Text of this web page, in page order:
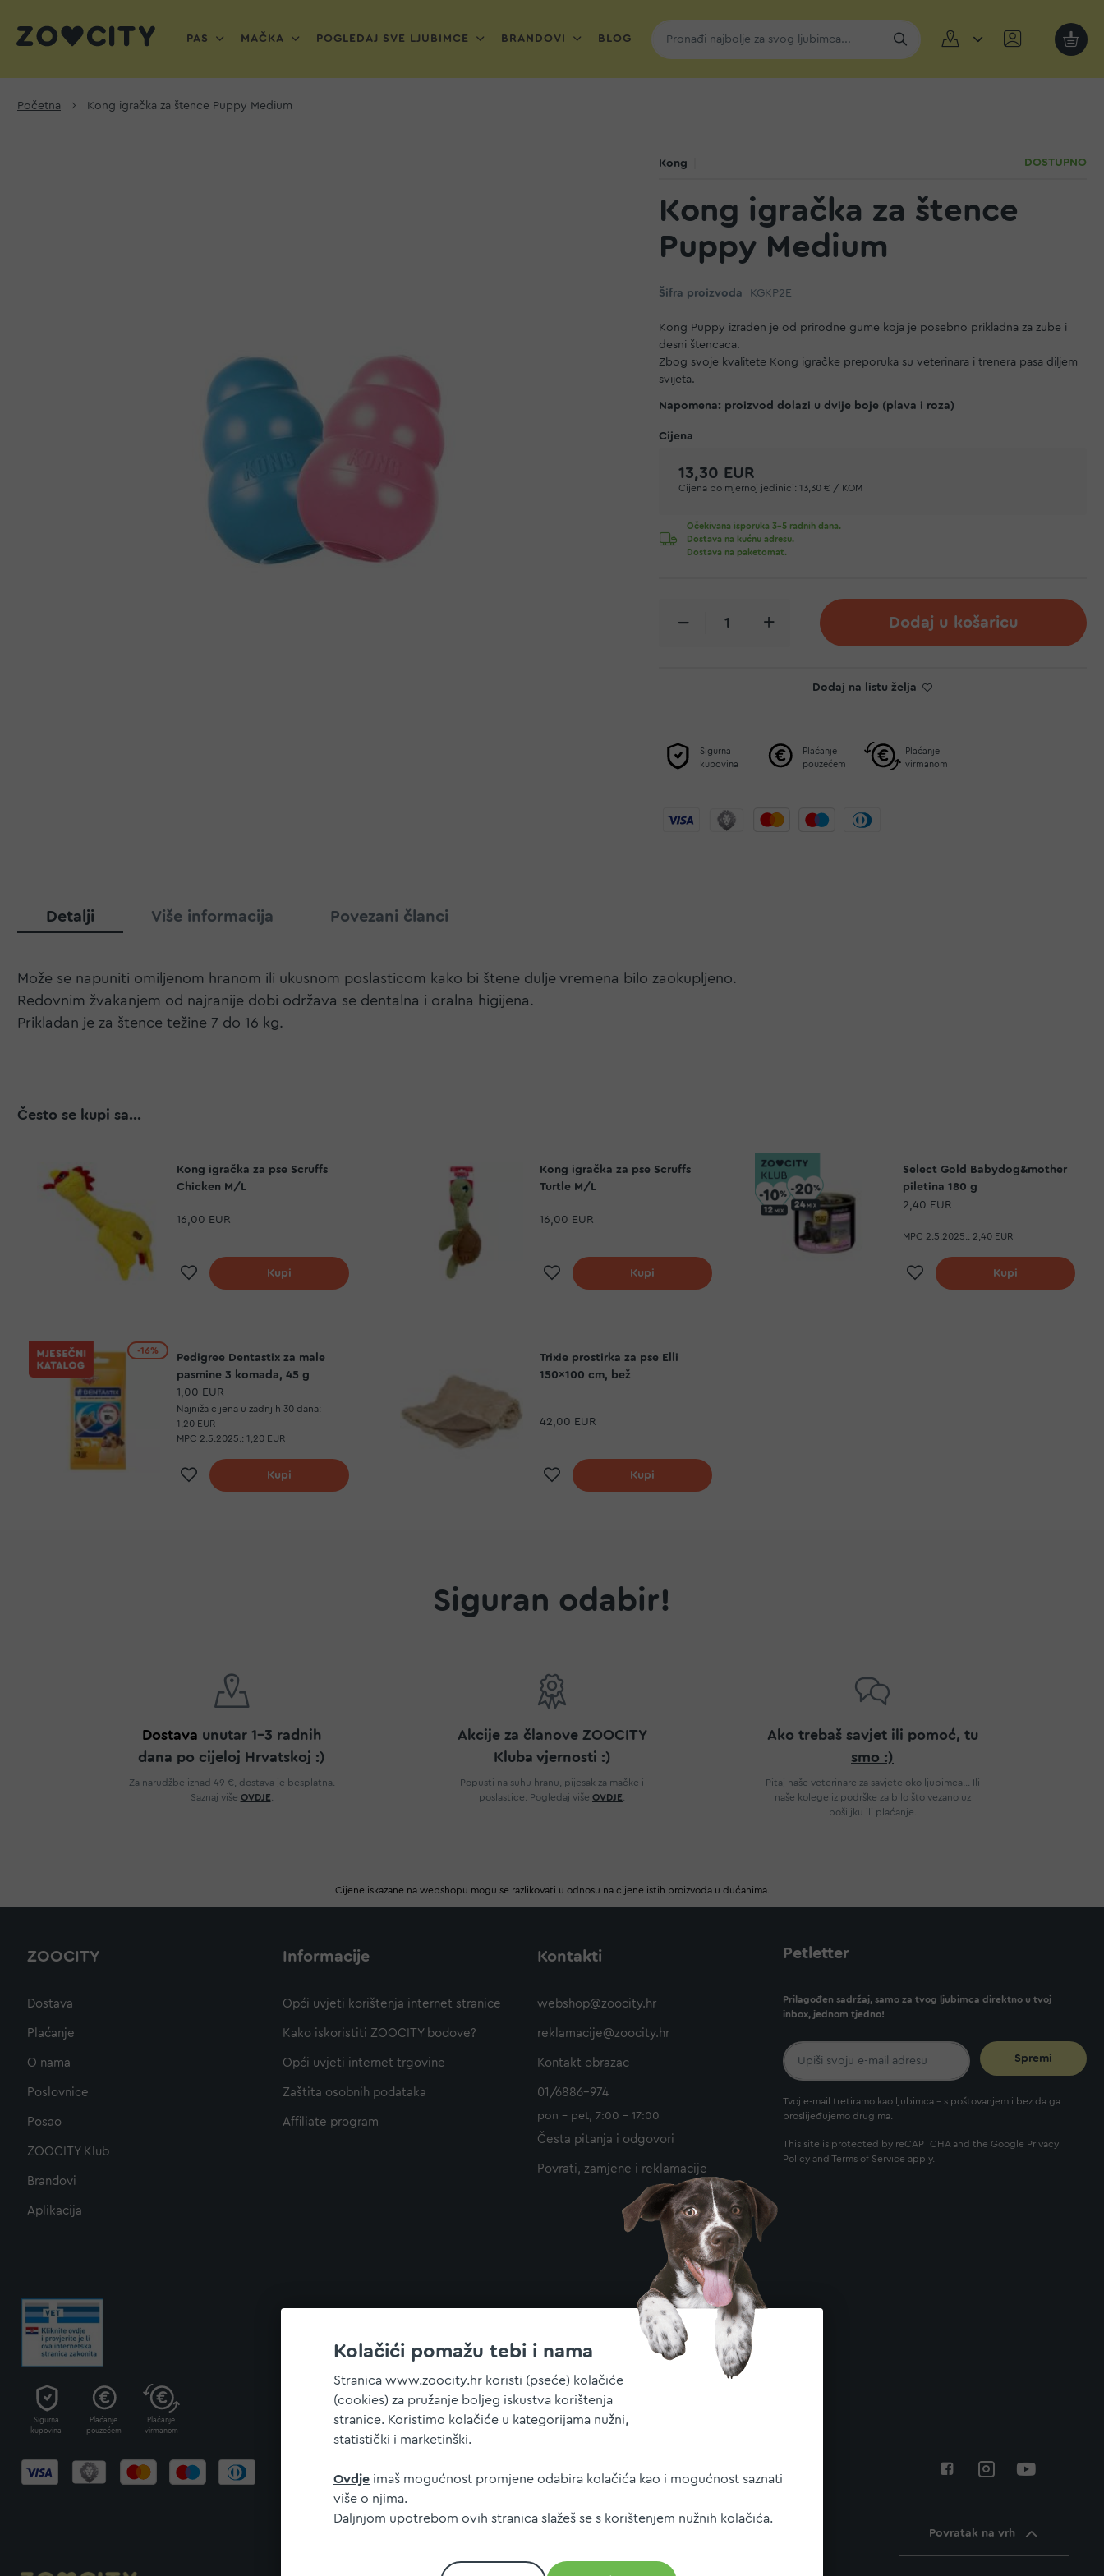
Kolačići pomažu tebi i nama
Stranica www.zoocity.hr koristi (pseće) kolačiće
(cookies) za pružanje boljeg iskustva korištenja
stranice. Koristimo kolačiće u kategorijama nužni,
statistički i marketinški.
Ovdje imaš mogućnost promjene odabira kolačića kao i mogućnost saznati
više o njima.
Daljnjom upotrebom ovih stranica slažeš se s korištenjem nužnih kolačića.
PAS MAČKA POGLEDAJ SVE LJUBIMCE BRANDOVI BLOG
Moja
Početna Kong igračka za štence Puppy Medium
Kong DOSTUPNO
Kong igračka za štence
Puppy Medium
Šifra proizvoda KGKP2E
Kong Puppy izrađen je od prirodne gume koja je posebno prikladna za zube i
desni štencaca.
Zbog svoje kvalitete Kong igračke preporuka su veterinara i trenera pasa diljem
svijeta.
Napomena: proizvod dolazi u dvije boje (plava i roza)
13,30 EUR
Cijena po mjernoj jedinici: 13,30 € / KOM
Očekivana isporuka 3-5 radnih dana.
Dostava na kućnu adresu.
Dostava na paketomat.
Dodaj u košaricu
Dodaj na listu želja
Sigurna
kupovina
Plaćanje
pouzećem
Plaćanje
virmanom
Detalji
Može se napuniti omiljenom hranom ili ukusnom poslasticom kako bi štene dulje vremena bilo zaokupljeno.
Redovnim žvakanjem od najranije dobi održava se dentalna i oralna higijena.
Prikladan je za štence težine 7 do 16 kg.
Više informacija Povezani članci
Često se kupi sa...
Kong igračka za pse Scruffs
Chicken M/L
16,00 EUR
Dodaj na listu želja
Kupi
Kong igračka za pse Scruffs
Turtle M/L
16,00 EUR
Dodaj na listu želja
Kupi
Select Gold Babydog&mother
piletina 180 g
2,40 EUR
MPC 2.5.2025.: 2,40 EUR
Dodaj na listu želja
Kupi
-16%
Pedigree Dentastix za male
pasmine 3 komada, 45 g
1,00 EUR
Najniža cijena u zadnjih 30 dana:
1,20 EUR
MPC 2.5.2025.: 1,20 EUR
Dodaj na listu želja
Kupi
Trixie prostirka za pse Elli
150x100 cm, bež
42,00 EUR
Dodaj na listu želja
Kupi
Siguran odabir!
Dostava unutar 1-3 radnih
dana po cijeloj Hrvatskoj :)
Za narudžbe iznad 49 €, dostava je besplatna.
Saznaj više OVDJE
Akcije za članove ZOOCITY
Kluba vjernosti :)
Popusti na suhu hranu, pijesak za mačke i
poslastice. Pogledaj više OVDJE
Ako trebaš savjet ili pomoć, tu
smo :)
Pitaj naše veterinare za savjete oko ljubimca... Ili
naše kolege iz podrške za bilo što vezano uz
pošiljku ili plaćanje.
Cijene iskazane na webshopu mogu se razlikovati u odnosu na cijene istih proizvoda u dućanima.
ZOOCITY
Dostava
Plaćanje
O nama
Poslovnice
Posao
ZOOCITY Klub
Brandovi
Aplikacija
Informacije
Opći uvjeti korištenja internet stranice
Kako iskoristiti ZOOCITY bodove?
Opći uvjeti internet trgovine
Zaštita osobnih podataka
Affiliate program
Kontakti
webshop@zoocity.hr
reklamacije@zoocity.hr
Kontakt obrazac
01/6886-974
pon - pet, 7:00 - 17:00
Česta pitanja i odgovori
Povrati, zamjene i reklamacije
Petletter
Prilagođen sadržaj, samo za tvog ljubimca direktno u tvoj
inbox, jednom tjedno!
Spremi
Tvoj e-mail tretiramo kao ljubimca - s poštovanjem i bez da ga
proslijeđujemo drugima.
This site is protected by reCAPTCHA and the Google Privacy
Policy and Terms of Service apply.
Sigurna
kupovina
Plaćanje
pouzećem
Plaćanje
virmanom
Povratak na vrh